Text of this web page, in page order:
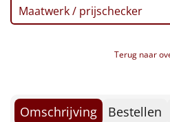
Noodradio NIEUW
Maatwerk / prijschecker
Terug naar
Omschrijving Bestellen